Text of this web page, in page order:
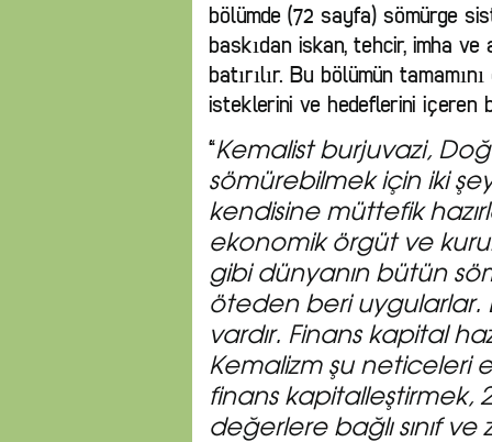
bölümde (72 sayfa) sömürge
baskıdan iskan, tehcir, imha
batırılır. Bu bölümün
isteklerini ve hedeflerini içeren
“Kemalist burjuvazi,
sömürebilmek için iki
kendisine müttefik
ekonomik örgüt ve
gibi dünyanın bütün
öteden beri uygularlar.
vardır. Finans kapital
Kemalizm şu neticeleri
finans kapitalleştirmek,
değerlere bağlı sınıf